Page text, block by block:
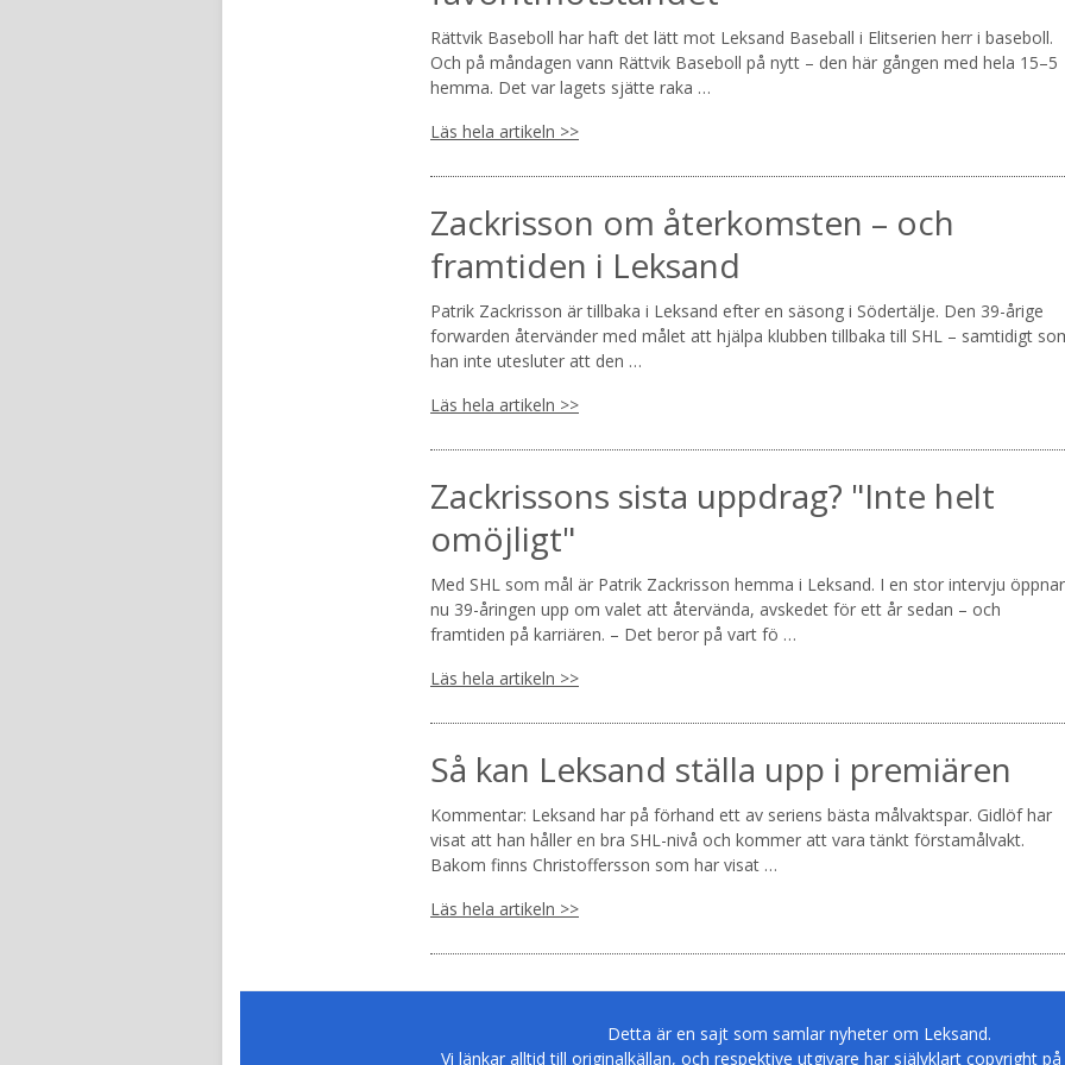
Rättvik Baseboll har haft det lätt mot Leksand Baseball i Elitserien herr i baseboll.
Och på måndagen vann Rättvik Baseboll på nytt – den här gången med hela 15–5
hemma. Det var lagets sjätte raka …
Läs hela artikeln >>
Zackrisson om återkomsten – och
framtiden i Leksand
Patrik Zackrisson är tillbaka i Leksand efter en säsong i Södertälje. Den 39-årige
forwarden återvänder med målet att hjälpa klubben tillbaka till SHL – samtidigt
han inte utesluter att den …
Läs hela artikeln >>
Zackrissons sista uppdrag? "Inte helt
omöjligt"
Med SHL som mål är Patrik Zackrisson hemma i Leksand. I en stor intervju öppnar
nu 39-åringen upp om valet att återvända, avskedet för ett år sedan – och
framtiden på karriären. – Det beror på vart fö …
Läs hela artikeln >>
Så kan Leksand ställa upp i premiären
Kommentar: Leksand har på förhand ett av seriens bästa målvaktspar. Gidlöf har
visat att han håller en bra SHL-nivå och kommer att vara tänkt förstamålvakt.
Bakom finns Christoffersson som har visat …
Läs hela artikeln >>
Detta är en sajt som samlar nyheter om Leksand.
Vi länkar alltid till originalkällan, och respektive utgivare har självklart copyright